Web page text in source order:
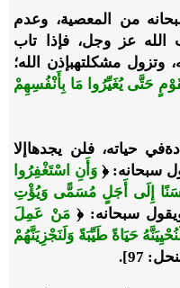
من المعصية، وعدم
الله عز وجل، فإذا تاب
وتزول مشكلتهبإذن الله؛
حَتَّى يُغَيِّرُوا مَا بِأَنْفُسِهِمْ
في حياته، فلن يجدهاإلا
سبحانه: ﴿ وَأَنِ اسْتَغْفِرُوا
حَسَنًا إِلَى أَجَلٍ مُسَمًّى وَيُؤْتِ
سبحانه: ﴿مَنْ عَمِلَ
حَيَاةً طَيِّبَةً وَلَنَجْزِيَنَّهُمْ
97].